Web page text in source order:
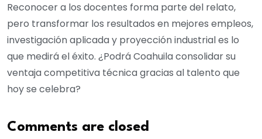
Reconocer a los docentes forma parte del relato,
pero transformar los resultados en mejores empleos,
investigación aplicada y proyección industrial es lo
que medirá el éxito. ¿Podrá Coahuila consolidar su
ventaja competitiva técnica gracias al talento que
hoy se celebra?
Comments are closed